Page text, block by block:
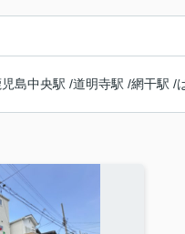
児島中央駅 /道明寺駅 /網干駅 /